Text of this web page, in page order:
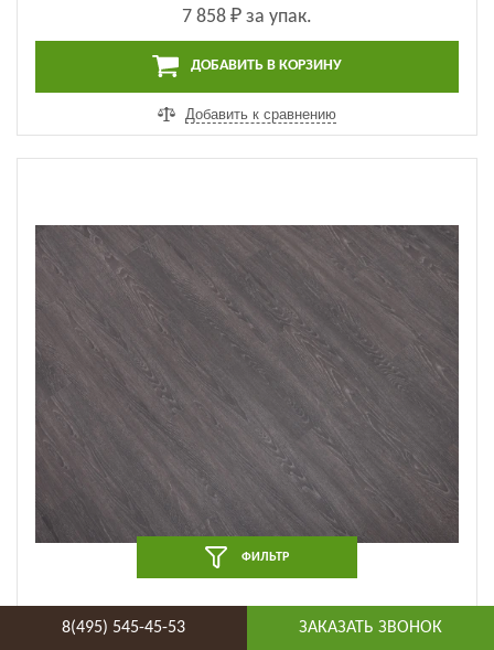
7 858 ₽ за упак.
ДОБАВИТЬ В КОРЗИНУ
Добавить к сравнению
Виниловый ламинат NOX EcoClick - EcoWood Дуб
ФИЛЬТР
8(495) 545-45-53 ЗАКАЗАТЬ ЗВОНОК